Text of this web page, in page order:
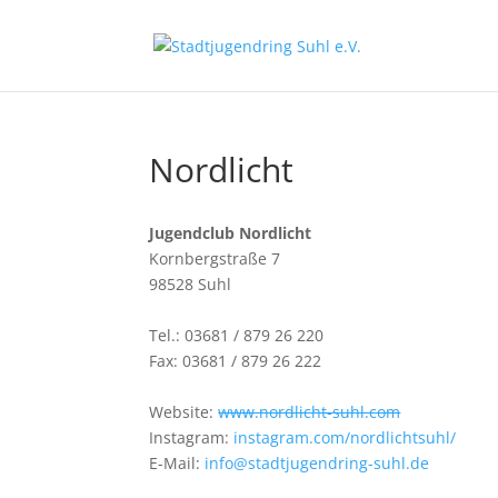
Nordlicht
Jugendclub Nordlicht
Kornbergstraße 7
98528 Suhl
Tel.: 03681 / 879 26 220
Fax: 03681 / 879 26 222
Website:www.nordlicht-suhl.com
Instagram: instagram.com/nordlichtsuhl/
E-Mail: info@stadtjugendring-suhl.de